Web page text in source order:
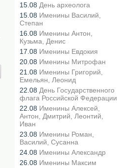
15.08 День археолога
15.08 Именины Василий,
Степан
16.08 Именины Антон,
Кузьма, Денис
17.08 Именины Евдокия
20.08 Именины Митрофан
21.08 Именины Григорий,
Емельян, Леонид
22.08 День Государственного
флага Российской Федерации
22.08 Именины Алексей,
Антон, Дмитрий, Леонтий,
Иван
23.08 Именины Роман,
Василий, Сусанна
24.08 Именины Александр
26.08 Именины Максим